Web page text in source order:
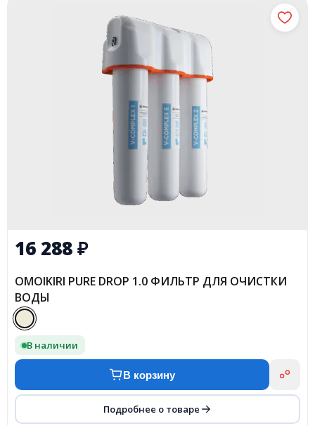
16 288₽
OMOIKIRI PURE DROP 1.0 ФИЛЬТР ДЛЯ ОЧИСТКИ
ВОДЫ
В наличии
В корзину
Подробнее о товаре